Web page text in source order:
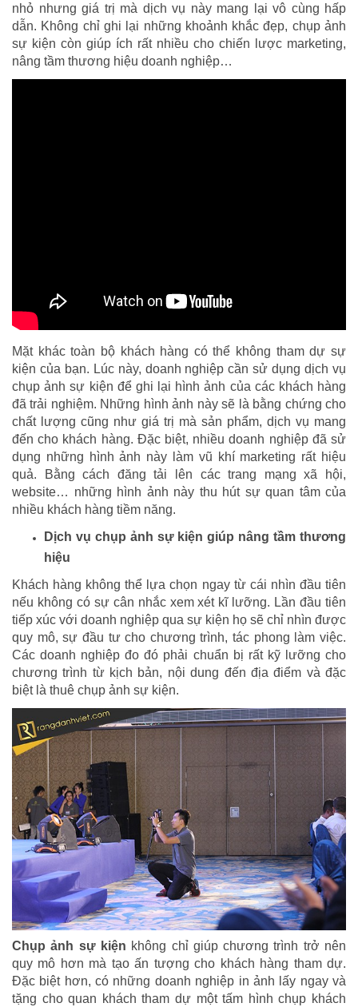
nhỏ nhưng giá trị mà dịch vụ này mang lại vô cùng hấp
dẫn. Không chỉ ghi lại những khoảnh khắc đẹp, chụp ảnh
sự kiện còn giúp ích rất nhiều cho chiến lược marketing,
nâng tầm thương hiệu doanh nghiệp…
Mặt khác toàn bộ khách hàng có thể không tham dự sự
kiện của bạn. Lúc này, doanh nghiệp cần sử dụng dịch vụ
chụp ảnh sự kiện để ghi lại hình ảnh của các khách hàng
đã trải nghiệm. Những hình ảnh này sẽ là bằng chứng cho
chất lượng cũng như giá trị mà sản phẩm, dịch vụ mang
đến cho khách hàng. Đặc biệt, nhiều doanh nghiệp đã sử
dụng những hình ảnh này làm vũ khí marketing rất hiệu
quả. Bằng cách đăng tải lên các trang mạng xã hội,
website… những hình ảnh này thu hút sự quan tâm của
nhiều khách hàng tiềm năng.
Dịch vụ chụp ảnh sự kiện giúp nâng tầm thương
hiệu
Khách hàng không thể lựa chọn ngay từ cái nhìn đầu tiên
nếu không có sự cân nhắc xem xét kĩ lưỡng. Lần đầu tiên
tiếp xúc với doanh nghiệp qua sự kiện họ sẽ chỉ nhìn được
quy mô, sự đầu tư cho chương trình, tác phong làm việc.
Các doanh nghiệp đo đó phải chuẩn bị rất kỹ lưỡng cho
chương trình từ kịch bản, nội dung đến địa điểm và đặc
biệt là thuê chụp ảnh sự kiện.
Chụp ảnh sự kiện không chỉ giúp chương trình trở nên
quy mô hơn mà tạo ấn tượng cho khách hàng tham dự.
Đặc biệt hơn, có những doanh nghiệp in ảnh lấy ngay và
tặng cho quan khách tham dự một tấm hình chụp khách